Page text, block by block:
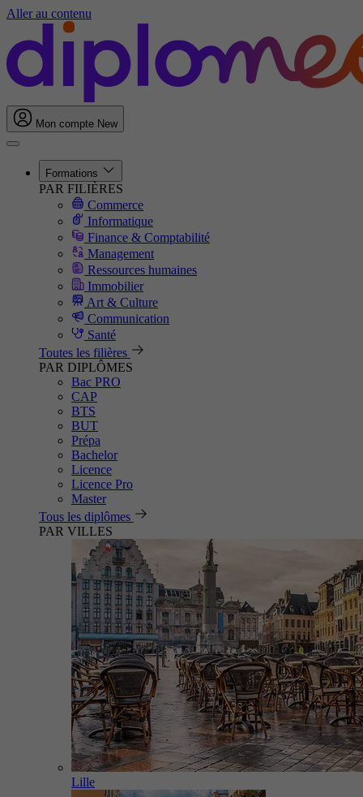
Aller au contenu
Mon compte New
Formations
PAR FILIÈRES
Commerce
Informatique
Finance & Comptabilité
Management
Ressources humaines
Immobilier
Art & Culture
Communication
Santé
Toutes les filières
PAR DIPLÔMES
Bac PRO
CAP
BTS
BUT
Prépa
Bachelor
Licence
Licence Pro
Master
Tous les diplômes
PAR VILLES
Lille